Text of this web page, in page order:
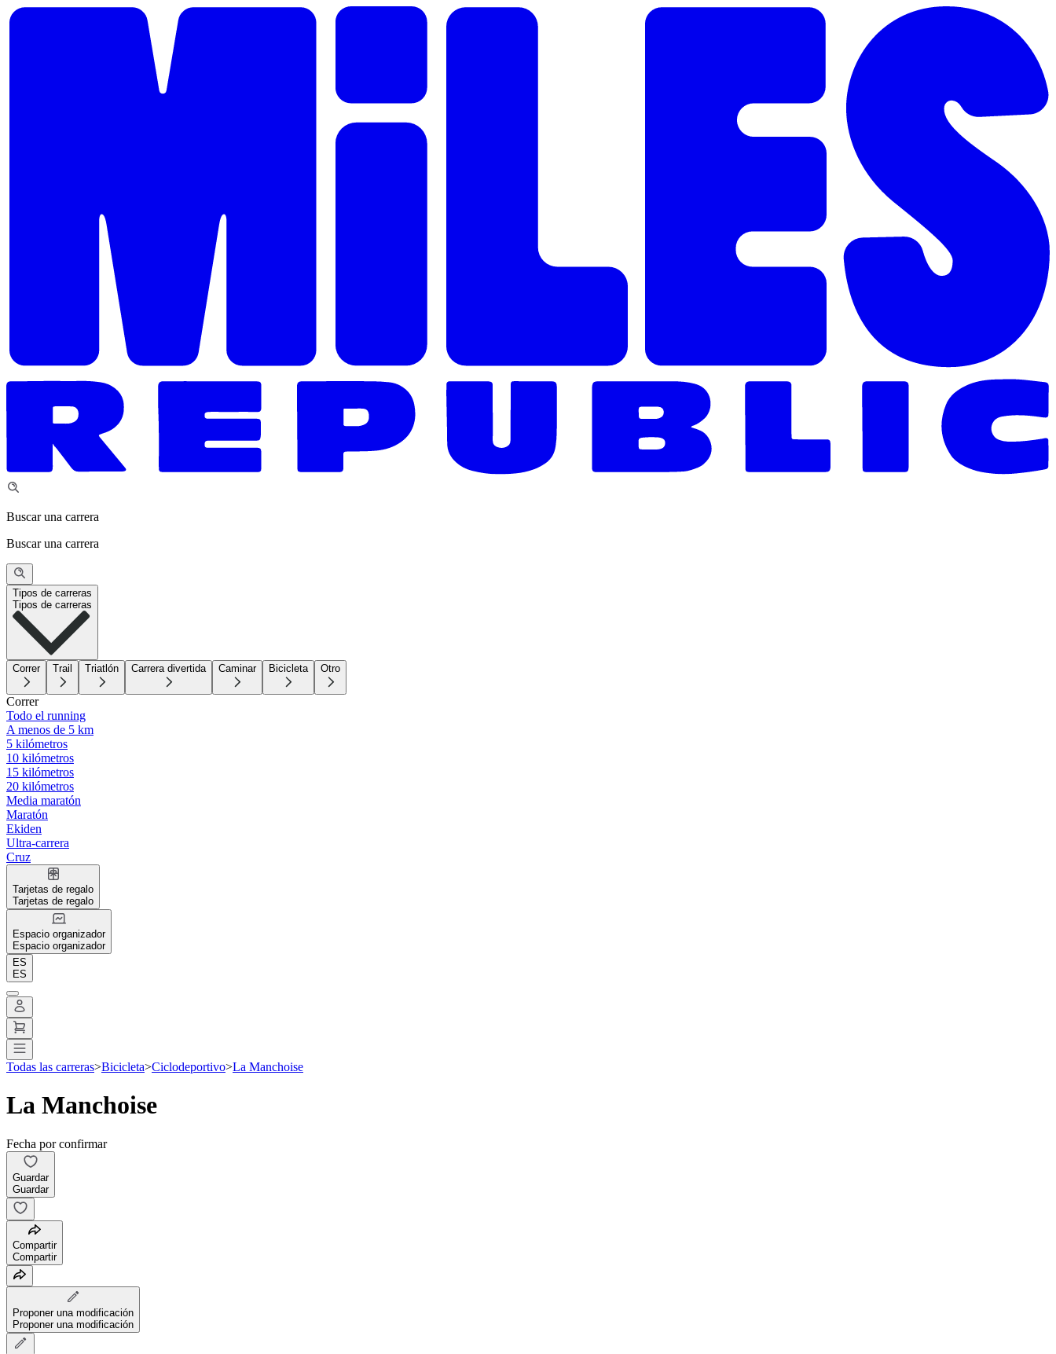
Buscar una carrera
Buscar una carrera
Tipos de carreras
Tipos de carreras
Correr Trail Triatlón Carrera divertida Caminar Bicicleta Otro
Correr
Todo el running
A menos de 5 km
5 kilómetros
10 kilómetros
15 kilómetros
20 kilómetros
Media maratón
Maratón
Ekiden
Ultra-carrera
Cruz
Tarjetas de regalo
Tarjetas de regalo
Espacio organizador
Espacio organizador
ES
ES
Todas las carreras>Bicicleta>Ciclodeportivo>La Manchoise
La Manchoise
Fecha por confirmar
Guardar
Guardar
Compartir
Compartir
Proponer una modificación
Proponer una modificación